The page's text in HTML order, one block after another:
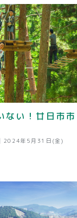
ない！廿日市市
2024年5月31日(金)